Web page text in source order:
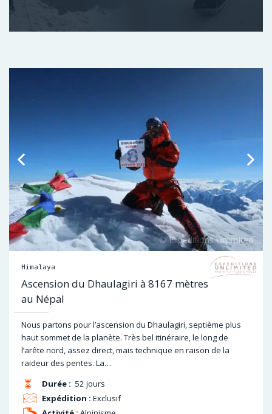
Himalaya
Ascension du Dhaulagiri à 8167 mètres
au Népal
Nous partons pour l’ascension du Dhaulagiri, septième plus
haut sommet de la planète. Très bel itinéraire, le long de
l’arête nord, assez direct, mais technique en raison de la
raideur des pentes. La…
Durée : 52 jours
Expédition : Exclusif